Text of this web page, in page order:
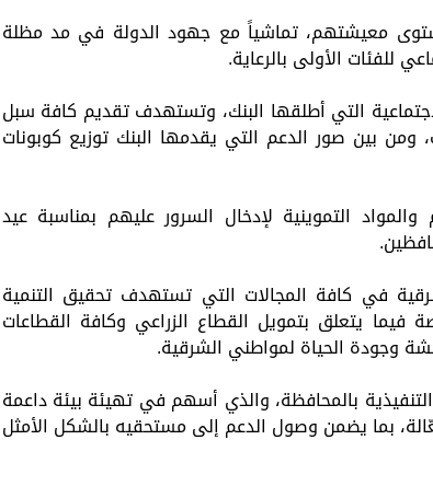
معيشتهم، تماشياً مع جهود الدولة في مد مظلة
للفئات الأولى بالرعاية.
التي أطلقها البنك، وتستهدف تقديم كافة سبل
ومن بين صور الدعم التي يقدمها البنك توزيع كوبونات
التموينية لإدخال السرور عليهم بمناسبة عيد
في كافة المجالات التي تستهدف تحقيق التنمية
يتعلق بتمويل القطاع الزراعي وكافة القطاعات
وجودة الحياة لمواطني الشرقية.
بالمحافظة، والذي أسهم في تهيئة بيئة داعمة
بما يضمن وصول الدعم إلى مستحقيه بالشكل الأمثل